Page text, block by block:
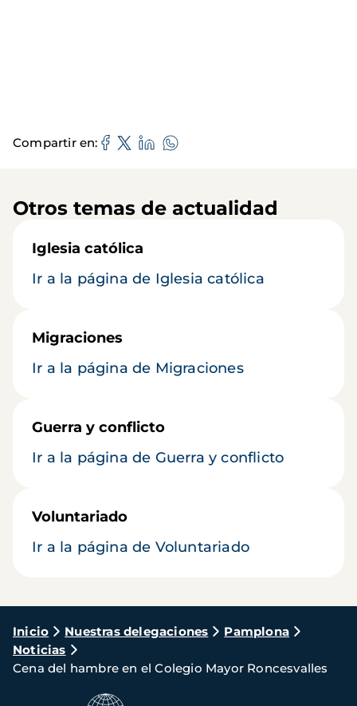
Compartir en
Otros temas de actualidad
Iglesia católica
Ir a la página de Iglesia católica
Migraciones
Ir a la página de Migraciones
Guerra y conflicto
Ir a la página de Guerra y conflicto
Voluntariado
Ir a la página de Voluntariado
Ruta
de
navegación
Inicio Nuestras delegaciones
Pamplona
Noticias
Cena del hambre en el Colegio Mayor Roncesvalles